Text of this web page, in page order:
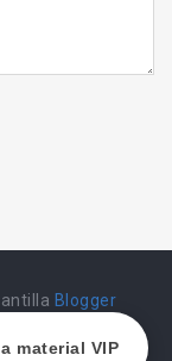
material VIP
Blogger